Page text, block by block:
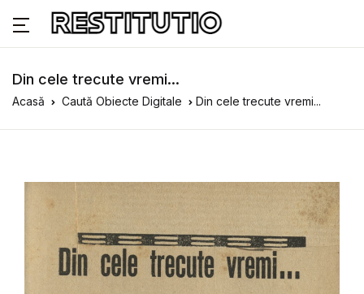
Din cele trecute vremi...
Acasă Caută Obiecte Digitale Din cele trecute vremi...